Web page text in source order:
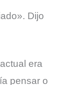
Dijo
era
pensar o